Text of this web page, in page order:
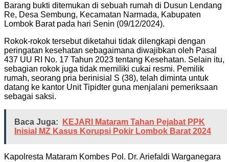
Barang bukti ditemukan di sebuah rumah di Dusun Lendang
Re, Desa Sembung, Kecamatan Narmada, Kabupaten
Lombok Barat pada hari Senin (09/12/2024).
Rokok-rokok tersebut diketahui tidak dilengkapi dengan
peringatan kesehatan sebagaimana diwajibkan oleh Pasal
437 UU RI No. 17 Tahun 2023 tentang Kesehatan. Selain itu,
sebagian rokok juga tidak memiliki cukai resmi. Pemilik
rumah, seorang pria berinisial S (38), telah diminta untuk
datang ke kantor Unit Tipidter guna menjalani pemeriksaan
sebagai saksi.
Baca Juga:
KEJARI Mataram Tahan Pejabat PPK
Inisial MZ Kasus Korupsi Pokir Lombok Barat 2024
Kapolresta Mataram Kombes Pol. Dr. Ariefaldi Warganegara